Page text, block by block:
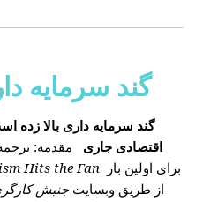
گند سرمایه
گند سرمایه داری بالا زده
اقتصادی جاری
مقدمه:
Hits the Fan
از طریق وبسایتجنبش